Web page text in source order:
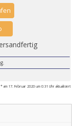
* am 17. Februar 2020 um 0:31 Uhr aktualisiert